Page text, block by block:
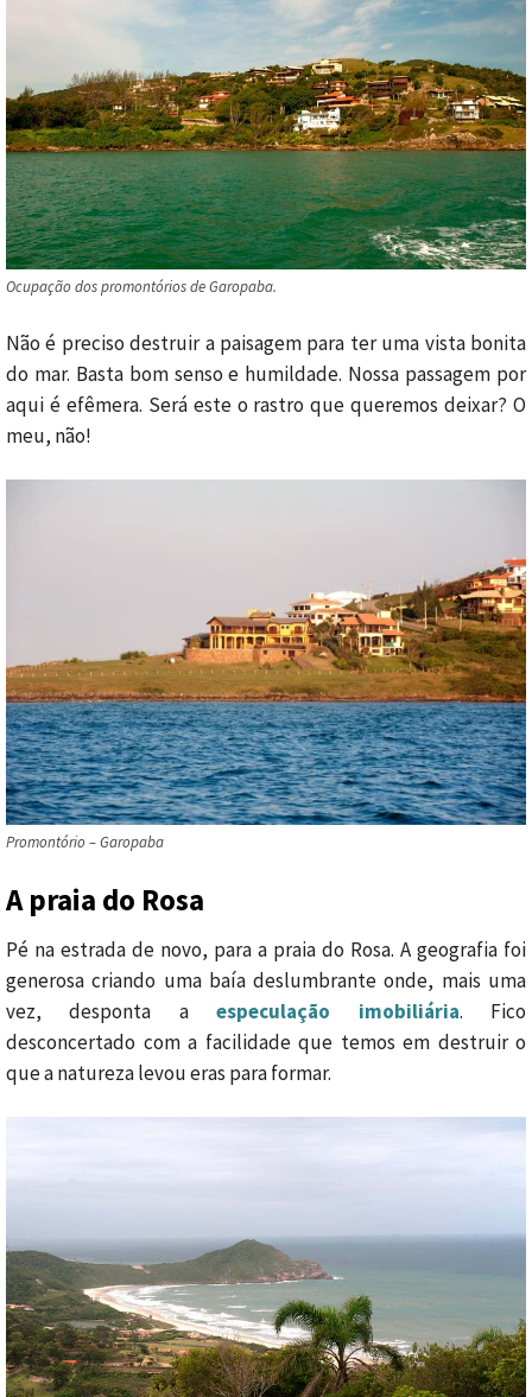
Ocupação dos promontórios de Garopaba.
Não é preciso destruir a paisagem para ter uma vista bonita
do mar. Basta bom senso e humildade. Nossa passagem por
aqui é efêmera. Será este o rastro que queremos deixar? O
meu, não!
Promontório – Garopaba
A praia do Rosa
Pé na estrada de novo, para a praia do Rosa. A geografia foi
generosa criando uma baía deslumbrante onde, mais uma
vez, desponta aespeculação imobiliária. Fico
desconcertado com a facilidade que temos em destruir o
que a natureza levou eras para formar.